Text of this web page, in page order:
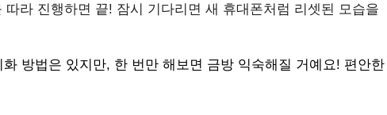
라 진행하면 끝! 잠시 기다리면 새 휴대폰처럼 리셋된 모습을
방법은 있지만, 한 번만 해보면 금방 익숙해질 거예요! 편안한